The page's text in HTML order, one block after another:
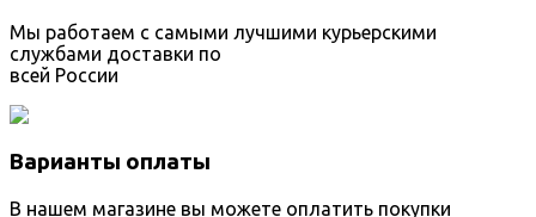
Мы работаем с самыми лучшими курьерскими
службами доставки по
всей России
Варианты оплаты
В нашем магазине вы можете оплатить покупки